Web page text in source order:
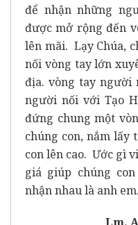
để nhận những
được mở rộng đến
lên mãi. Lạy Chúa,
nối vòng tay lớn
địa. vòng tay người
người nối với Tạo
đứng chung một
chúng con, nắm lấy
con lên cao. Ước gì
giá giúp chúng
nhận nhau là anh